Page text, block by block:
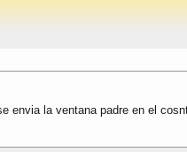
envia la ventana padre en el